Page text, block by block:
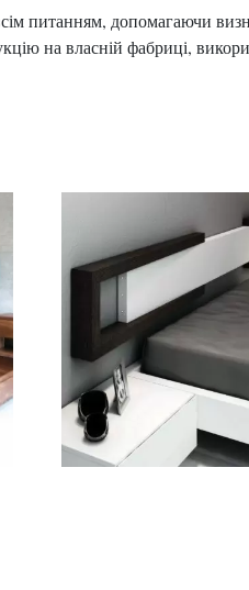
питанням, допомагаючи
на власній фабриці,